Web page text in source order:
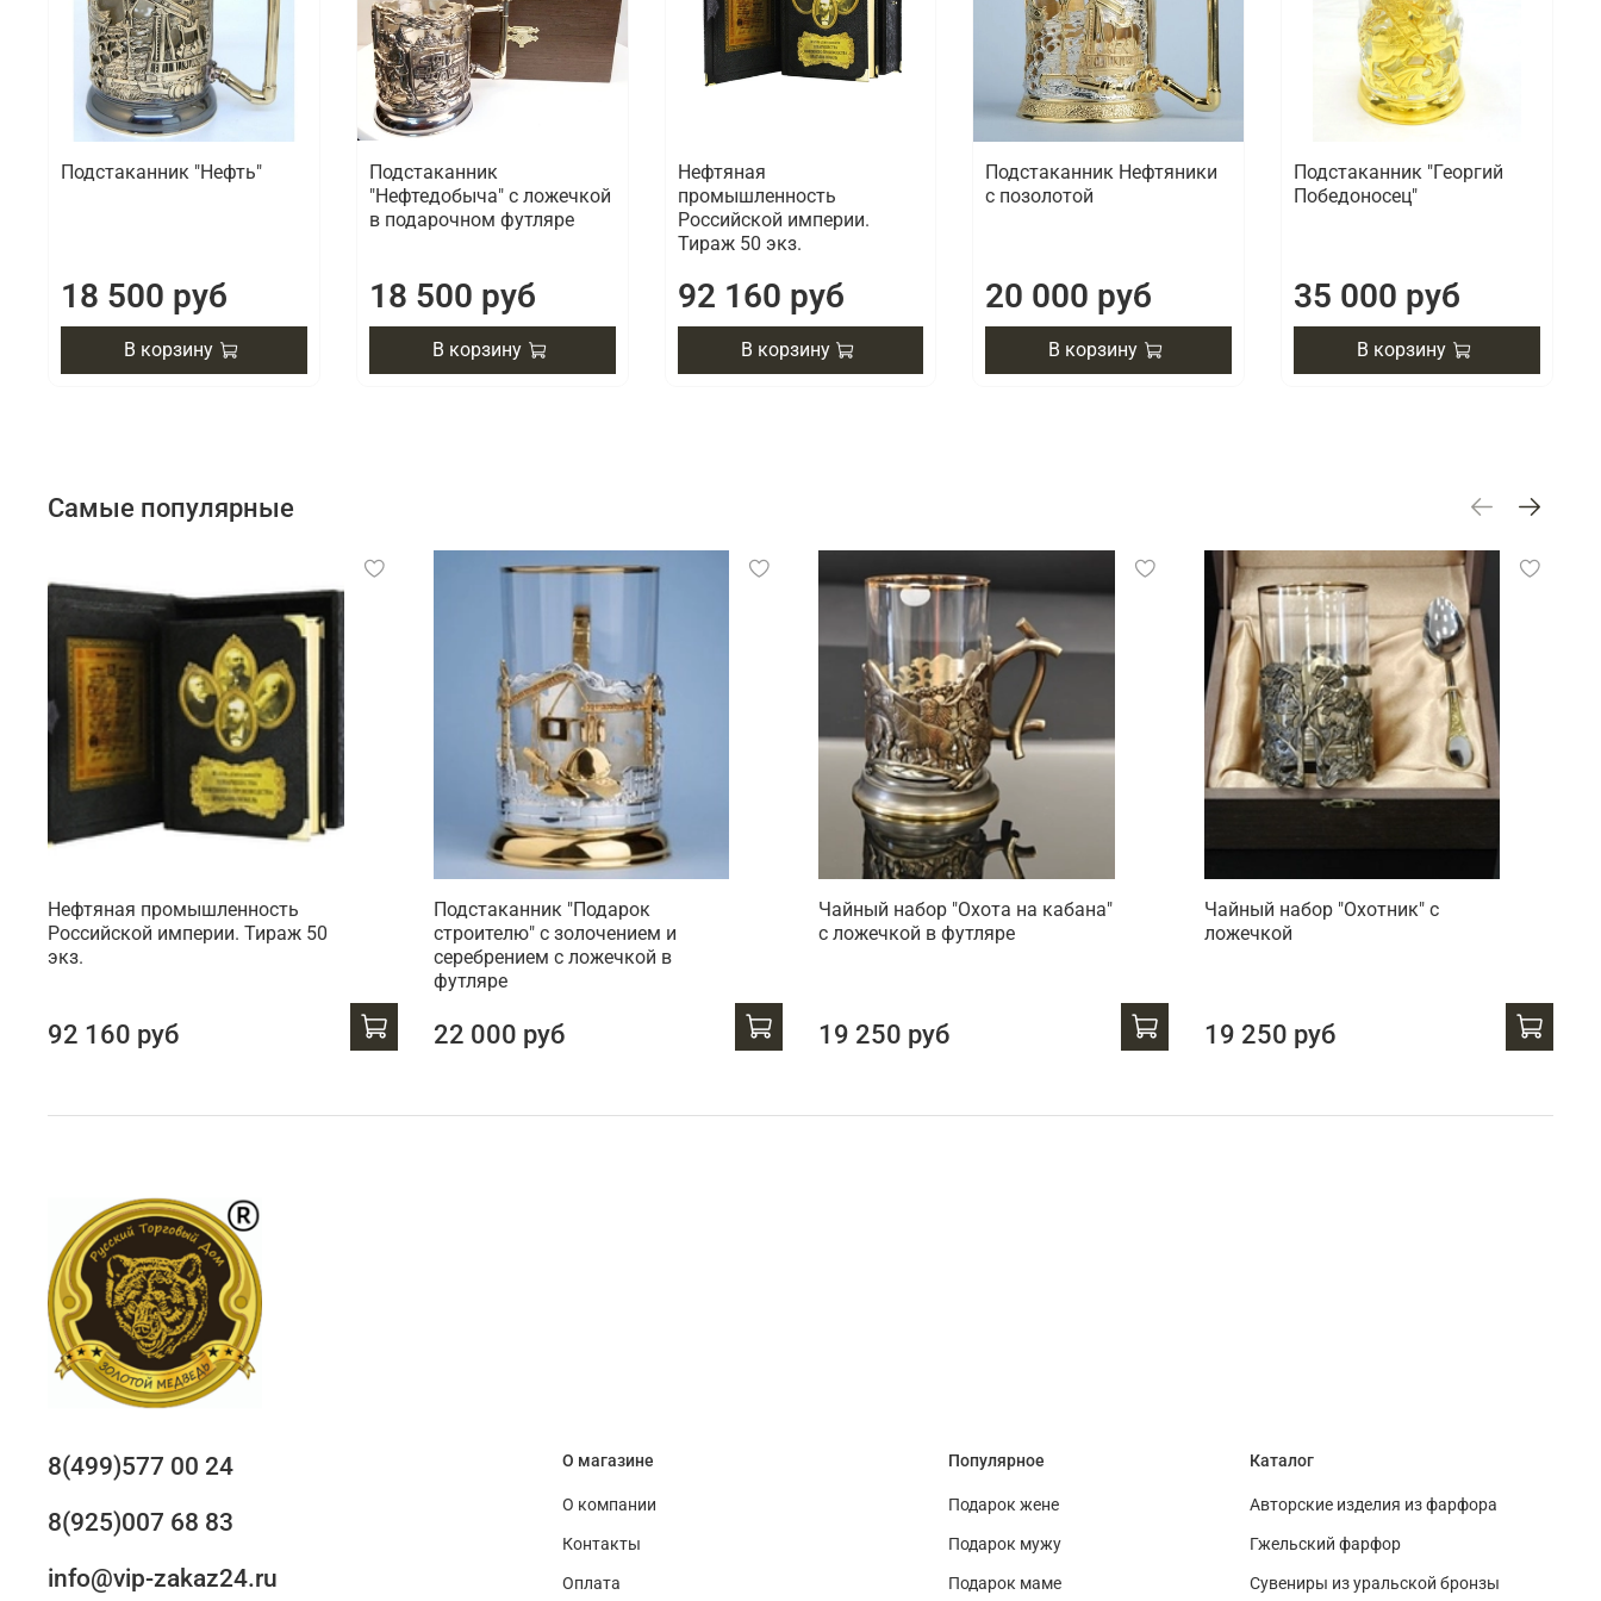
Подстаканник "Нефть"
18 500 руб
В корзину
Подстаканник
"Нефтедобыча" с ложечкой
в подарочном футляре
18 500 руб
В корзину
Нефтяная
промышленность
Российской империи.
Тираж 50 экз.
92 160 руб
В корзину
Подстаканник Нефтяники
с позолотой
20 000 руб
В корзину
Подстаканник "Георгий
Победоносец"
35 000 руб
В корзину
Самые популярные
Нефтяная промышленность
Российской империи. Тираж 50
экз.
92 160 руб
Подстаканник "Подарок
строителю" с золочением и
серебрением с ложечкой в
футляре
22 000 руб
Чайный набор "Охота на кабана"
с ложечкой в футляре
19 250 руб
Чайный набор "Охотник" с
ложечкой
19 250 руб
О магазине
О компании
Контакты
Оплата
Популярное
Подарок жене
Подарок мужу
Подарок маме
Каталог
Авторские изделия из фарфора
Гжельский фарфор
Сувениры из уральской бронзы
8(499)577 00 24
8(925)007 68 83
info@vip-zakaz24.ru